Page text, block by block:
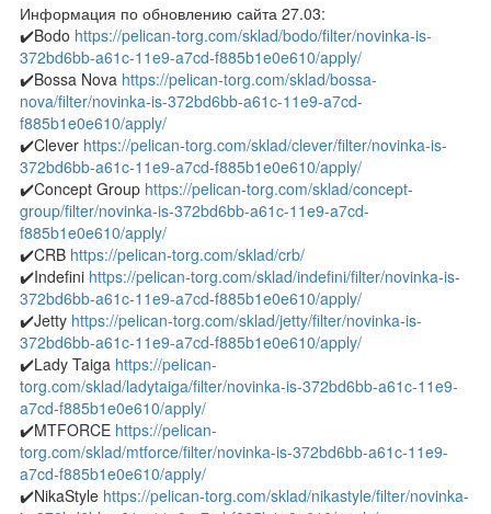
Информация по обновлению сайта 27.03:
✔️Bodo https://pelican-torg.com/sklad/bodo/filter/novinka-is-
372bd6bb-a61c-11e9-a7cd-f885b1e0e610/apply/
✔️Bossa Nova https://pelican-torg.com/sklad/bossa-
nova/filter/novinka-is-372bd6bb-a61c-11e9-a7cd-
f885b1e0e610/apply/
✔️Clever https://pelican-torg.com/sklad/clever/filter/novinka-is-
372bd6bb-a61c-11e9-a7cd-f885b1e0e610/apply/
✔️Concept Group https://pelican-torg.com/sklad/concept-
group/filter/novinka-is-372bd6bb-a61c-11e9-a7cd-
f885b1e0e610/apply/
✔️CRB https://pelican-torg.com/sklad/crb/
✔️Indefini https://pelican-torg.com/sklad/indefini/filter/novinka-is-
372bd6bb-a61c-11e9-a7cd-f885b1e0e610/apply/
✔️Jetty https://pelican-torg.com/sklad/jetty/filter/novinka-is-
372bd6bb-a61c-11e9-a7cd-f885b1e0e610/apply/
✔️Lady Taiga https://pelican-
torg.com/sklad/ladytaiga/filter/novinka-is-372bd6bb-a61c-11e9-
a7cd-f885b1e0e610/apply/
✔️MTFORCE https://pelican-
torg.com/sklad/mtforce/filter/novinka-is-372bd6bb-a61c-11e9-
a7cd-f885b1e0e610/apply/
✔️NikaStyle https://pelican-torg.com/sklad/nikastyle/filter/novinka-